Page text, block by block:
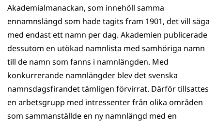
Akademialmanackan, som innehöll samma
ennamnslängd som hade tagits fram 1901, det vill säga
med endast ett namn per dag. Akademien publicerade
dessutom en utökad namnlista med samhöriga namn
till de namn som fanns i namnlängden. Med
konkurrerande namnlängder blev det svenska
namnsdagsfirandet tämligen förvirrat. Därför tillsattes
en arbetsgrupp med intressenter från olika områden
som sammanställde en ny namnlängd med en